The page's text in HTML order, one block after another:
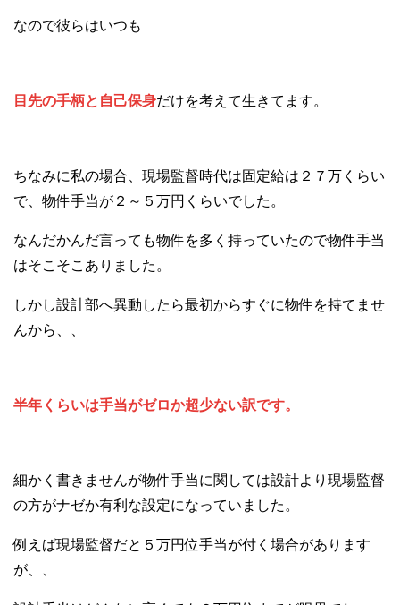
なので彼らはいつも
目先の手柄と自己保身だけを考えて生きてます。
ちなみに私の場合、現場監督時代は固定給は２７万くらい
で、物件手当が２～５万円くらいでした。
なんだかんだ言っても物件を多く持っていたので物件手当
はそこそこありました。
しかし設計部へ異動したら最初からすぐに物件を持てませ
んから、、
半年くらいは手当がゼロか超少ない訳です。
細かく書きませんが物件手当に関しては設計より現場監督
の方がナゼか有利な設定になっていました。
例えば現場監督だと５万円位手当が付く場合があります
が、、